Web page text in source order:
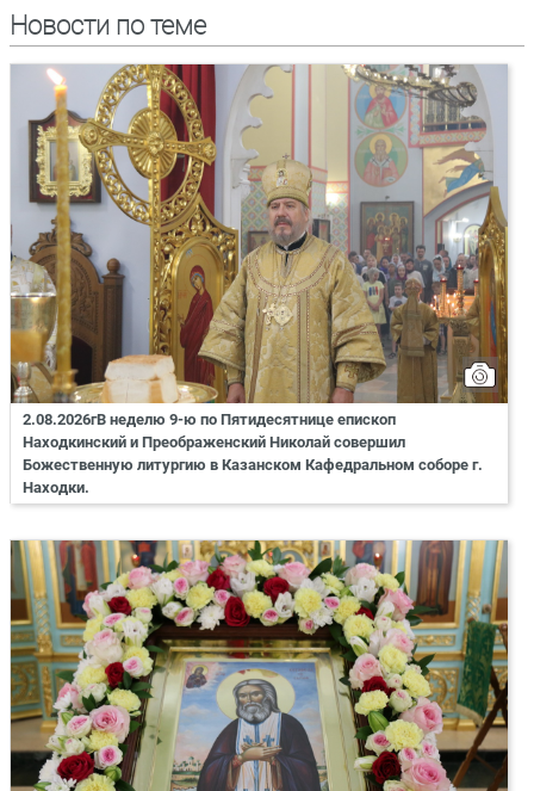
Новости по теме
2.08.2026гВ неделю 9-ю по Пятидесятнице епископ
Находкинский и Преображенский Николай совершил
Божественную литургию в Казанском Кафедральном соборе г.
Находки.